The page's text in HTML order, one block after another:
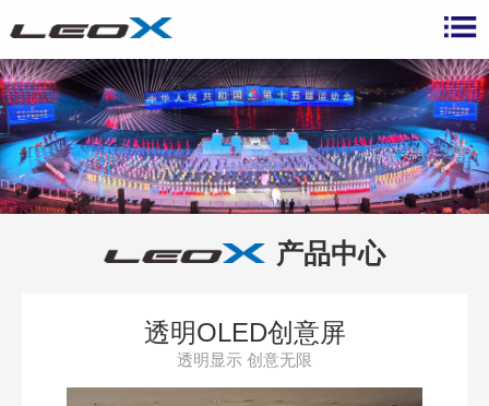
产品中心
透明OLED创意屏
透明显示 创意无限